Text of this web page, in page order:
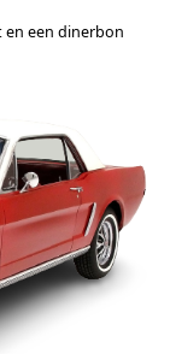
en een dinerbon